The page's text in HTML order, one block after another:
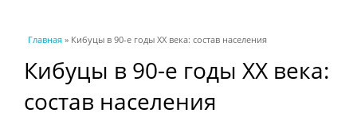
Вы здесь
Главная » Кибуцы в 90-е годы XX века: состав населения
Кибуцы в 90-е годы XX века:
состав населения